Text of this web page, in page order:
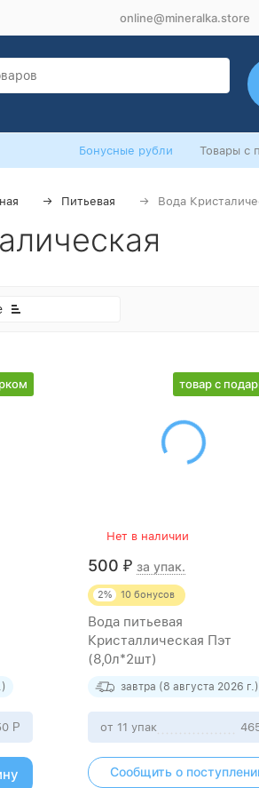
online@mineralka.store
Бонусные рубли Товары с
Питьевая Вода
Р
товар с
Нет в наличии
500 ₽ за упак.
2% 10 бонусов
Вода питьевая
Кристаллическая Пэт
(8,0л*2шт)
завтра (8 августа 2026 г.)
от 11 упак
Сообщить о